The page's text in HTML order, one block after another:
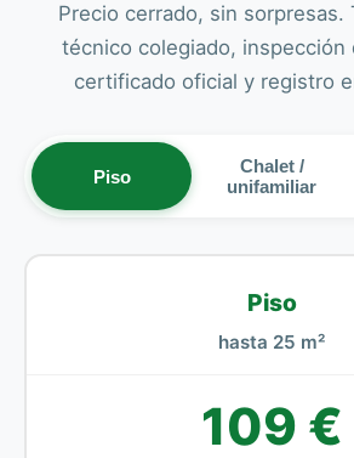
Precio cerrado, sin sorpresas.
técnico colegiado, inspección
certificado oficial y registro
Piso
Chalet /
unifamiliar
Piso
hasta 25 m²
109 €